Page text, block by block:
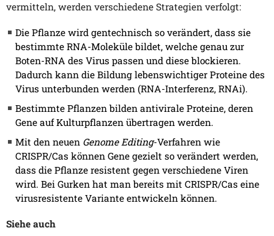
vermitteln, werden verschiedene Strategien verfolgt:
Die Pflanze wird gentechnisch so verändert, dass sie
bestimmte RNA-Moleküle bildet, welche genau zur
Boten-RNA des Virus passen und diese blockieren.
Dadurch kann die Bildung lebenswichtiger Proteine des
Virus unterbunden werden (RNA-Interferenz, RNAi).
Bestimmte Pflanzen bilden antivirale Proteine, deren
Gene auf Kulturpflanzen übertragen werden.
Mit den neuen Genome Editing-Verfahren wie
CRISPR/Cas können Gene gezielt so verändert werden,
dass die Pflanze resistent gegen verschiedene Viren
wird. Bei Gurken hat man bereits mit CRISPR/Cas eine
virusresistente Variante entwickeln können.
Siehe auch